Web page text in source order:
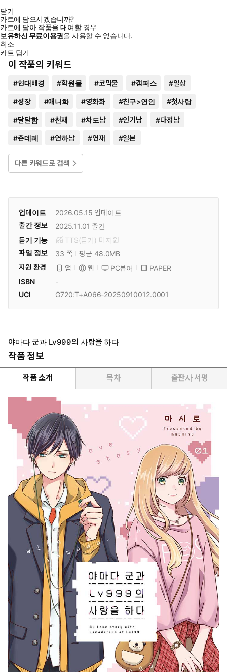
닫기
카트에 담으시겠습니까?
카트에 담아 작품을 대여할 경우
보유하신 무료이용권을 사용할 수 없습니다.
취소
카트 담기
이 작품의 키워드
#현대배경 #학원물 #코믹물 #캠퍼스 #일상
#성장 #애니화 #영화화 #친구>연인 #첫사랑
#달달함 #천재 #차도남 #인기남 #다정남
#츤데레 #연하남 #연재 #일본
다른 키워드로 검색
업데이트 2026.05.15 업데이트
출간 정보
2025.11.01 출간
듣기 기능
TTS(듣기) 미 지원
파일 정보
33 쪽
평균 48.0MB
지원 환경
앱 웹 PC뷰어
PAPER
ISBN
-
UCI
G720:T+A066-20250910012.0001
야마다 군과 Lv999의 사랑을 하다
작품 정보
작품 소개 목차 출판사 서평